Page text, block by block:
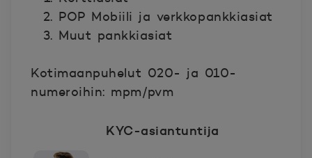
POP Mobiili ja verkkopankkiasiat
Muut pankkiasiat
Kotimaanpuhelut 020- ja 010-
numeroihin: mpm/pvm
KYC-asiantuntija